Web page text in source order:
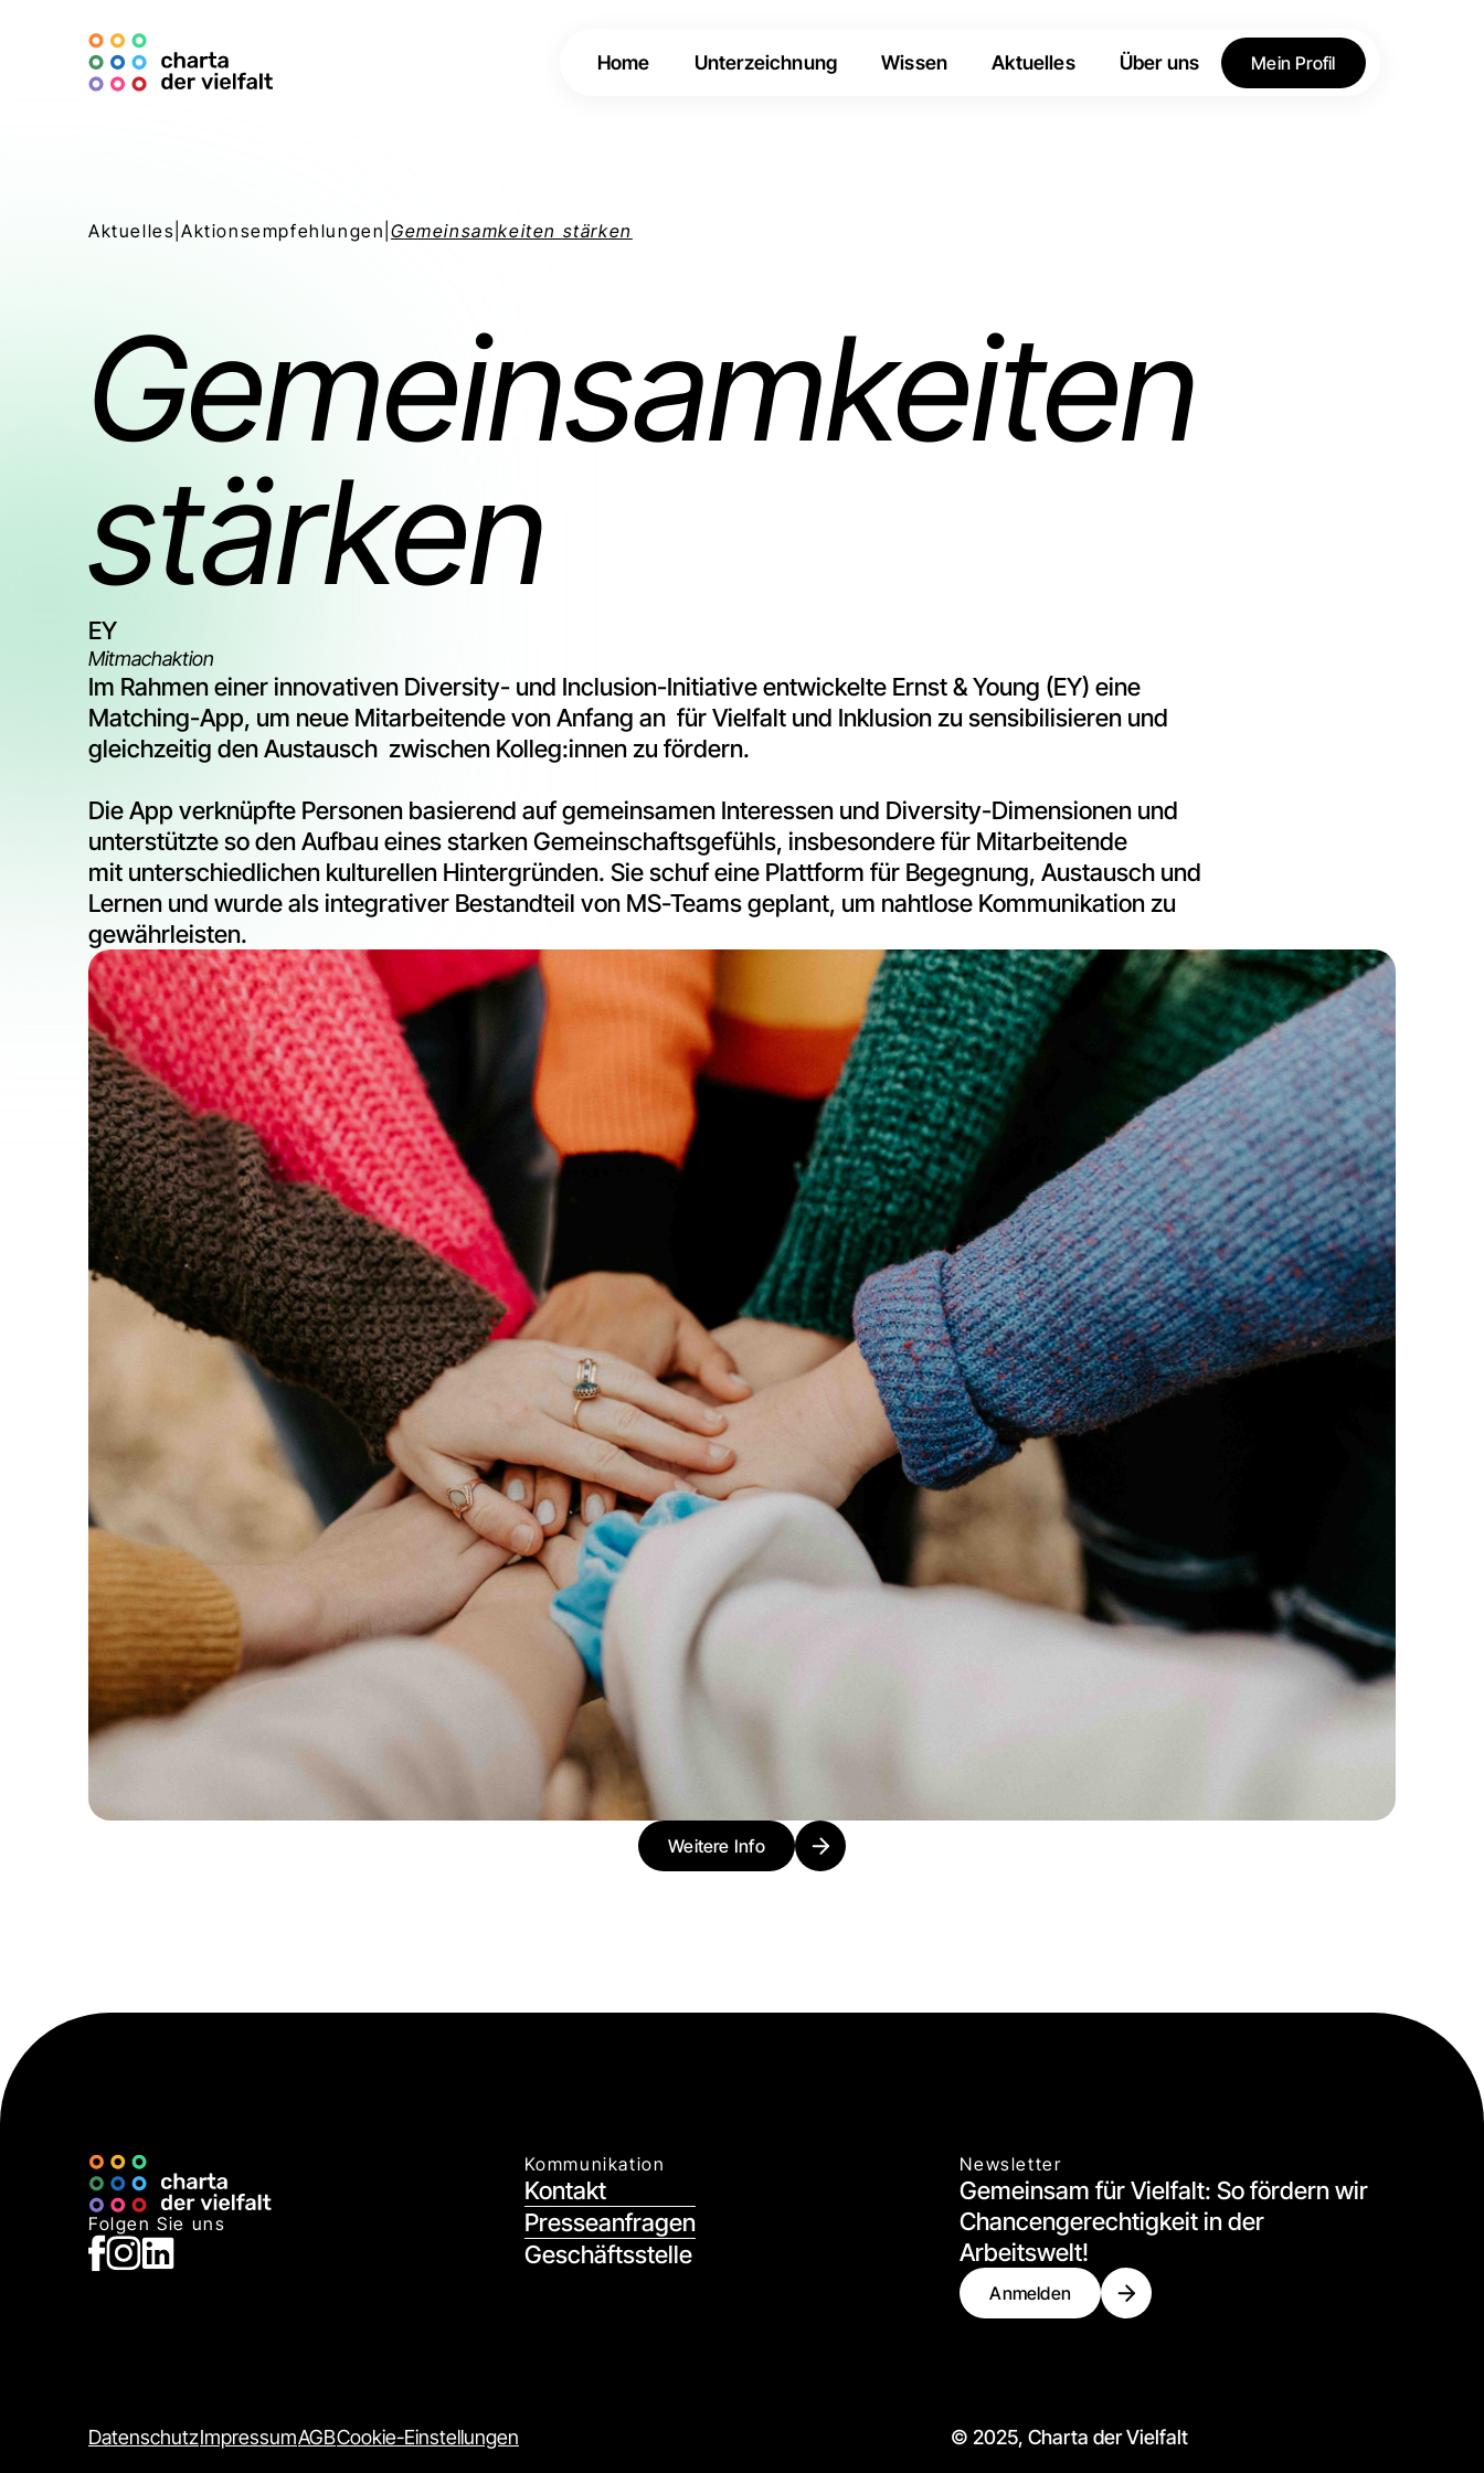
Home Unterzeichnung Wissen Aktuelles Über uns Mein Profil
Aktuelles |Aktionsempfehlungen |Gemeinsamkeiten stärken
Gemeinsamkeiten
stärken
EY
Mitmachaktion
Im Rahmen einer innovativen Diversity- und Inclusion-Initiative entwickelte Ernst & Young (EY) eine
Matching-App, um neue Mitarbeitende von Anfang an für Vielfalt und Inklusion zu sensibilisieren und
gleichzeitig den Austausch zwischen Kolleg:innen zu fördern.
Die App verknüpfte Personen basierend auf gemeinsamen Interessen und Diversity-Dimensionen und
unterstützte so den Aufbau eines starken Gemeinschaftsgefühls, insbesondere für Mitarbeitende
mit unterschiedlichen kulturellen Hintergründen. Sie schuf eine Plattform für Begegnung, Austausch und
Lernen und wurde als integrativer Bestandteil von MS-Teams geplant, um nahtlose Kommunikation zu
gewährleisten.
Weitere Info
Folgen Sie uns
Kommunikation
Kontakt
Presseanfragen
Geschäftsstelle
Newsletter
Gemeinsam für Vielfalt: So fördern wir
Chancengerechtigkeit in der
Arbeitswelt!
Anmelden
DatenschutzImpressumAGBCookie-Einstellungen © 2025, Charta der Vielfalt